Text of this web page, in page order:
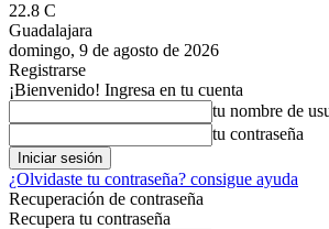
22.8 C
Guadalajara
domingo, 9 de agosto de 2026
Registrarse
¡Bienvenido! Ingresa en tu cuenta
tu nombre de
tu contraseña
¿Olvidaste tu contraseña? consigue ayuda
Recuperación de contraseña
Recupera tu contraseña